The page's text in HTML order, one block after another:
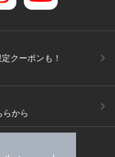
クーポンも！
らから